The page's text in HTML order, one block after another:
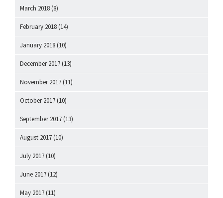
March 2018 (8)
February 2018 (14)
January 2018 (10)
December 2017 (13)
November 2017 (11)
October 2017 (10)
September 2017 (13)
August 2017 (10)
July 2017 (10)
June 2017 (12)
May 2017 (11)